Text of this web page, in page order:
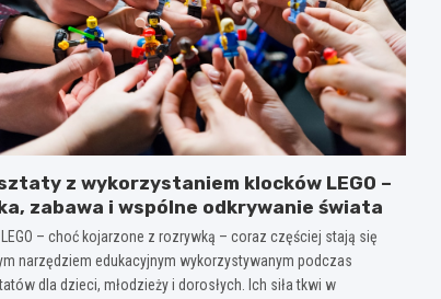
z wykorzystaniem klocków LEGO –
zabawa i wspólne odkrywanie świata
LEGO – choć kojarzone z rozrywką – coraz częściej stają się
narzędziem edukacyjnym wykorzystywanym podczas
dla dzieci, młodzieży i dorosłych. Ich siła tkwi w